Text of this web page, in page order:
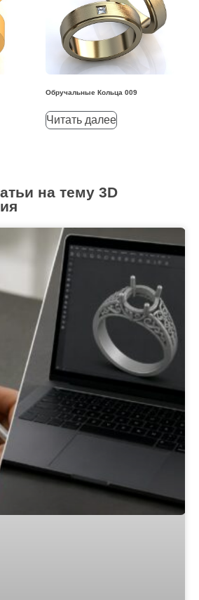
Обручальные Кольца 009
Читать далее
на тему 3D